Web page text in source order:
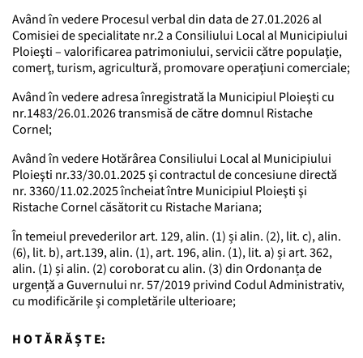
Având în vedere Procesul verbal din data de 27.01.2026 al
Comisiei de specialitate nr.2 a Consiliului Local al Municipiului
Ploieşti – valorificarea patrimoniului, servicii către populaţie,
comerţ, turism, agricultură, promovare operaţiuni comerciale;
Având în vedere adresa înregistrată la Municipiul Ploieşti cu
nr.1483/26.01.2026 transmisă de către domnul Ristache
Cornel;
Având în vedere Hotărârea Consiliului Local al Municipiului
Ploieşti nr.33/30.01.2025 şi contractul de concesiune directă
nr. 3360/11.02.2025 încheiat între Municipiul Ploieşti şi
Ristache Cornel căsătorit cu Ristache Mariana;
În temeiul prevederilor art. 129, alin. (1) și alin. (2), lit. c), alin.
(6), lit. b), art.139, alin. (1), art. 196, alin. (1), lit. a) și art. 362,
alin. (1) și alin. (2) coroborat cu alin. (3) din Ordonanța de
urgență a Guvernului nr. 57/2019 privind Codul Administrativ,
cu modificările și completările ulterioare;
H O T Ă R Ă Ș T E: